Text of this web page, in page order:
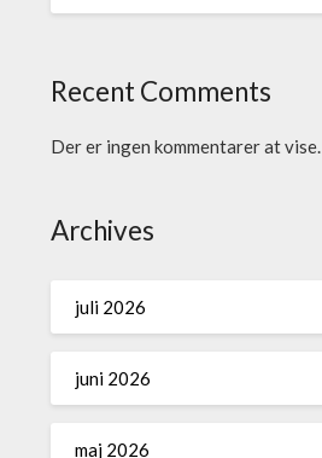
Recent Comments
Der er ingen kommentarer at vise.
Archives
juli 2026
juni 2026
maj 2026